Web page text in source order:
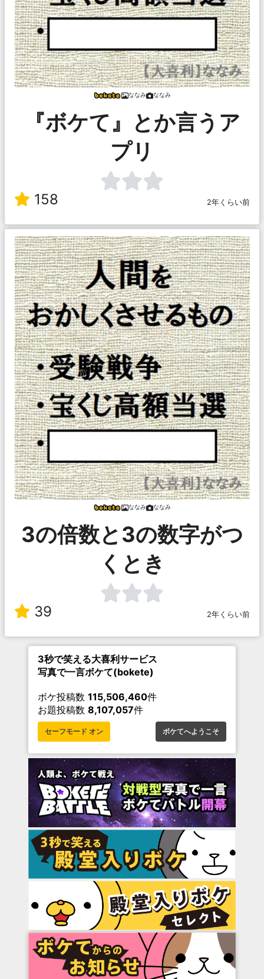
ななみ ななみ
『ボケて』とか言うア
プリ
158 2年くらい前
ななみ ななみ
3の倍数と3の数字がつ
くとき
39 2年くらい前
3秒で笑える大喜利サービス
写真で一言ボケて(bokete)
ボケ投稿数 115,506,460件
お題投稿数 8,107,057件
セーフモード オン ボケてへようこそ